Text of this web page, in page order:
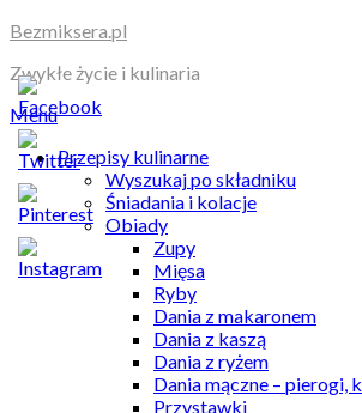
Skip
content
Bezmiksera.pl
Zwykłe życie i kulinaria
Menu
Przepisy kulinarne
Wyszukaj po składniku
Śniadania i kolacje
Obiady
Zupy
Mięsa
Ryby
Dania z makaronem
Dania z kaszą
Dania z ryżem
Dania mączne – pierogi,
Przystawki